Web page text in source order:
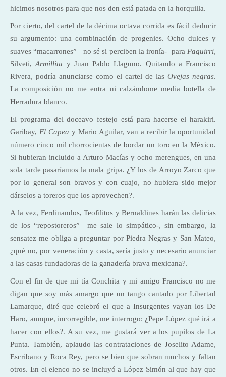
hicimos nosotros para que nos den está patada en la horquilla.
Por cierto, del cartel de la décima octava corrida es fácil deducir
su argumento: una combinación de progenies. Ocho dulces y
suaves “macarrones” –no sé si perciben la ironía- para Paquirri,
Silveti,Armillita y Juan Pablo Llaguno. Quitando a Francisco
Rivera, podría anunciarse como el cartel de las Ovejas negras.
La composición no me entra ni calzándome media botella de
Herradura blanco.
El programa del doceavo festejo está para hacerse el harakiri.
Garibay, El Capea y Mario Aguilar, van a recibir la oportunidad
número cinco mil chorrocientas de bordar un toro en la México.
Si hubieran incluido a Arturo Macías y ocho merengues, en una
sola tarde pasaríamos la mala gripa. ¿Y los de Arroyo Zarco que
por lo general son bravos y con cuajo, no hubiera sido mejor
dárselos a toreros que los aprovechen?.
A la vez, Ferdinandos, Teofilitos y Bernaldines harán las delicias
de los “repostoreros” –me sale lo simpático-, sin embargo, la
sensatez me obliga a preguntar por Piedra Negras y San Mateo,
¿qué no, por veneración y casta, sería justo y necesario anunciar
a las casas fundadoras de la ganadería brava mexicana?.
Con el fin de que mi tía Conchita y mi amigo Francisco no me
digan que soy más amargo que un tango cantado por Libertad
Lamarque, diré que celebró el que a Insurgentes vayan los De
Haro, aunque, incorregible, me interrogo: ¿Pepe López qué irá a
hacer con ellos?. A su vez, me gustará ver a los pupilos de La
Punta. También, aplaudo las contrataciones de Joselito Adame,
Escribano y Roca Rey, pero se bien que sobran muchos y faltan
otros. En el elenco no se incluyó a López Simón al que hay que